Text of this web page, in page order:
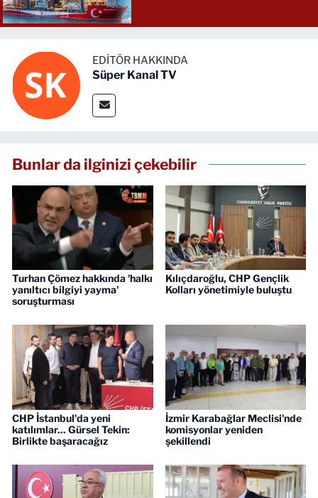
EDITÖR HAKKINDA
Süper Kanal TV
Bunlar da ilginizi çekebilir
Turhan Çömez hakkında 'halkı
yanıltıcı bilgiyi yayma'
soruşturması
Kılıçdaroğlu, CHP Gençlik
Kolları yönetimiyle buluştu
CHP İstanbul'da yeni
katılımlar... Gürsel Tekin:
Birlikte başaracağız
İzmir Karabağlar Meclisi'nde
komisyonlar yeniden
şekillendi